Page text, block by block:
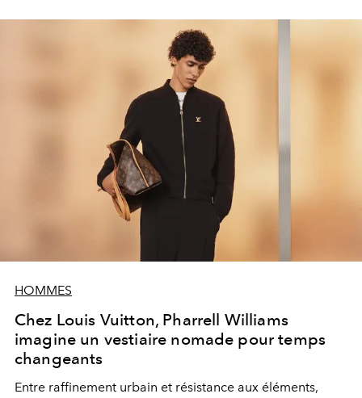
HOMMES
Chez Louis Vuitton, Pharrell Williams
imagine un vestiaire nomade pour temps
changeants
Entre raffinement urbain et résistance aux éléments,